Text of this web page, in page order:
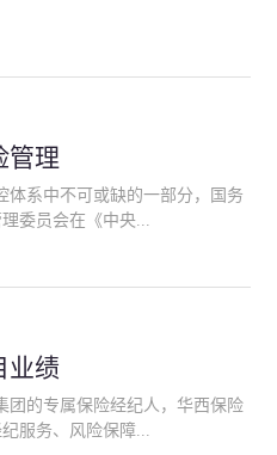
。随着业务的开展，华西经纪会
保险经纪服务。
管理
体系中不可或缺的一部分，国务
委员会在《中央...
提高经营效率；能够为企业提供
范、风险转移到灾后防损、索赔
务，拓展和深化由保险公司提供
业绩
团的专属保险经纪人，华西保险
服务、风险保障...